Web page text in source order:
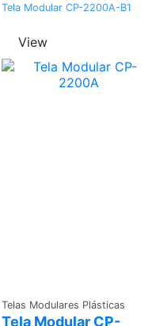
Tela Modular CP-2200A-B1
View
Telas Modulares Plásticas
Tela Modular CP-